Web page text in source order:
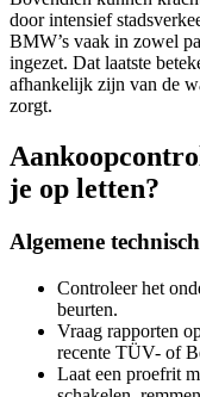
door intensief
BMW’s vaak in zowel
ingezet. Dat laatste
afhankelijk zijn van de
zorgt.
je op letten?
Algemene
Controleer het
beurten.
Vraag rapporten
recente TÜV- of
Laat een proefrit